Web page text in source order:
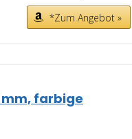
*Zum Angebot »
farbige